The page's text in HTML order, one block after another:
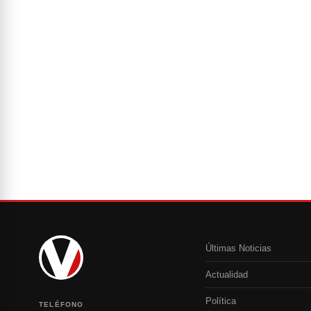
TELÉFONO
Últimas Noticias
Actualidad
Política